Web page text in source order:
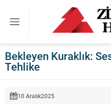
Bekleyen Kuraklık:
Tehlike
10 Aralık2025